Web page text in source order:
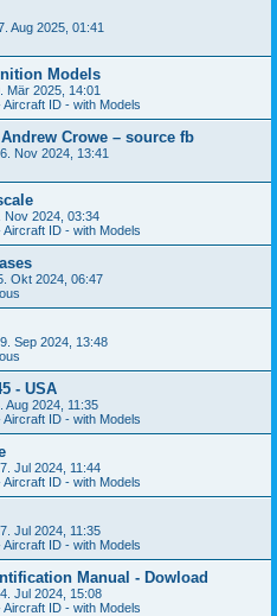
Aug 2025, 01:41
Models
Mär 2025, 14:01
ID - with Models
Crowe – source fb
Nov 2024, 13:41
Nov 2024, 03:34
ID - with Models
Okt 2024, 06:47
Sep 2024, 13:48
- USA
Aug 2024, 11:35
ID - with Models
Jul 2024, 11:44
ID - with Models
Jul 2024, 11:35
ID - with Models
Manual - Dowload
Jul 2024, 15:08
ID - with Models